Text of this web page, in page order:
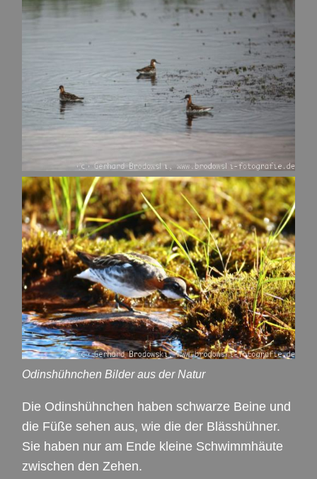
Odinshühnchen Bilder aus der Natur
Die Odinshühnchen haben schwarze Beine und
die Füße sehen aus, wie die der Blässhühner.
Sie haben nur am Ende kleine Schwimmhäute
zwischen den Zehen.